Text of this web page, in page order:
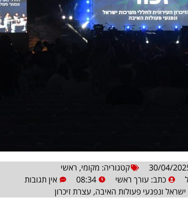
30/04/ קטגוריה: מקומי, ראשי
כתב: עורך ראשי 08:34
אין תגובות
ישראל ונפגעי פעולות האיבה, עצרת זיכרון